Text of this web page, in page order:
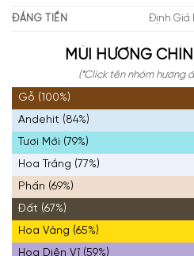
ĐÁNG TIỀN Định Giá
MÙI HƯƠNG
(*Click tên nhóm hương
Gỗ (100%)
Andehit (84%)
Tươi Mới (79%)
Hoa Trắng (77%)
Phấn (69%)
Đất (67%)
Hoa Vàng (65%)
Hoa Diên Vĩ (59%)